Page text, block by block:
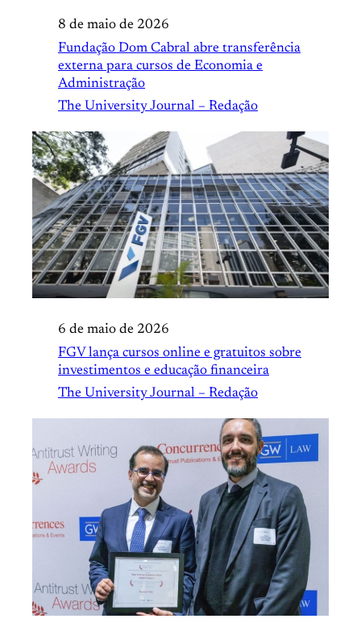
8 de maio de 2026
Fundação Dom Cabral abre transferência
externa para cursos de Economia e
Administração
The University Journal – Redação
6 de maio de 2026
FGV lança cursos online e gratuitos sobre
investimentos e educação financeira
The University Journal – Redação